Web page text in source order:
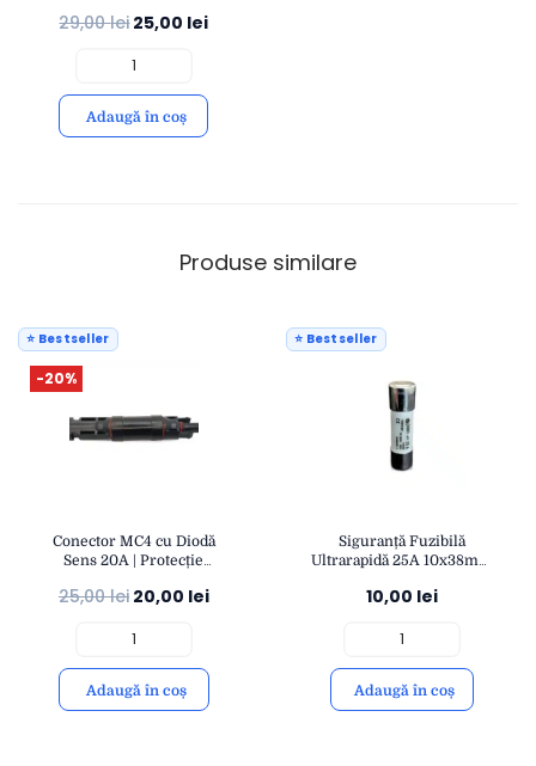
OPEN
29,00lei25,00 lei
Adaugă în coș
Produse similare
⭐ Bestseller
-20%
Conector MC4 cu Diodă
Sens 20A | Protecție
Compatibil Cabluri 4-
25,00lei 20,00 lei
Adaugă în coș
⭐ Bestseller
Siguranță Fuzibilă
Ultrarapidă 25A 10x38mm
1000 VDC | Montaj Simplu
10,00 lei
Adaugă în coș